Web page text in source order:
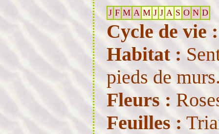
J F M A M J J A S O N D
Cycle de vie :
Habitat :
pieds de
Fleurs :
Feuilles :